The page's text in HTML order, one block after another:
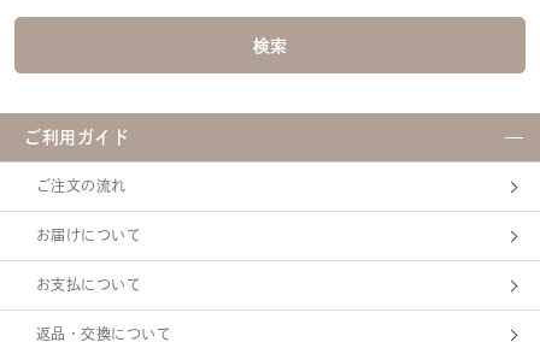
ご利用ガイド
ご注文の流れ
お届けについて
お支払について
返品・交換について